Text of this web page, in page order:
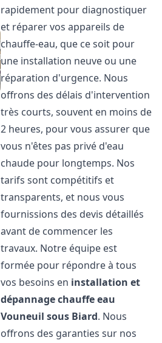
rapidement pour diagnostiquer
et réparer vos appareils de
chauffe-eau, que ce soit pour
une installation neuve ou une
réparation d'urgence. Nous
offrons des délais d'intervention
très courts, souvent en moins de
2 heures, pour vous assurer que
vous n'êtes pas privé d'eau
chaude pour longtemps. Nos
tarifs sont compétitifs et
transparents, et nous vous
fournissions des devis détaillés
avant de commencer les
travaux. Notre équipe est
formée pour répondre à tous
vos besoins en installation et
dépannage chauffe eau
Vouneuil sous Biard. Nous
offrons des garanties sur nos